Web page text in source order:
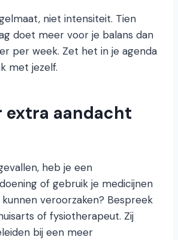
niet intensiteit. Tien
doet meer voor je balans dan
per week. Zet het in je agenda
met jezelf.
extra aandacht
heb je een
of gebruik je medicijnen
kunnen veroorzaken? Bespreek
of fysiotherapeut. Zij
bij een meer